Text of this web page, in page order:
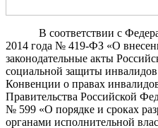
В соответствии с
2014 года № 419-ФЗ «О
законодательные акты
социальной защиты
Конвенции о правах
Правительства Российской
№ 599 «О порядке и сроках
органами исполнительной